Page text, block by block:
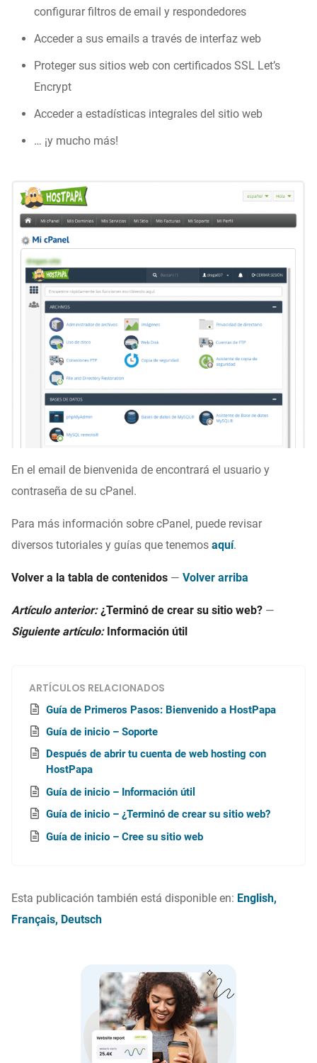
configurar filtros de email y respondedores
Acceder a sus emails a través de interfaz web
Proteger sus sitios web con certificados SSL Let’s
Encrypt
Acceder a estadísticas integrales del sitio web
… ¡y mucho más!
En el email de bienvenida de encontrará el usuario y
contraseña de su cPanel.
Para más información sobre cPanel, puede revisar
diversos tutoriales y guías que tenemos aquí.
Volver a la tabla de contenidos — Volver arriba
Artículo anterior: ¿Terminó de crear su sitio web? —
Siguiente artículo: Información útil
ARTÍCULOS RELACIONADOS
Guía de Primeros Pasos: Bienvenido a HostPapa
Guía de inicio – Soporte
Después de abrir tu cuenta de web hosting con
HostPapa
Guía de inicio – Información útil
Guía de inicio – ¿Terminó de crear su sitio web?
Guía de inicio – Cree su sitio web
Esta publicación también está disponible en: English
Français Deutsch